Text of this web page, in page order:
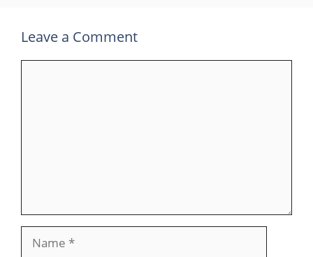
Leave a Comment